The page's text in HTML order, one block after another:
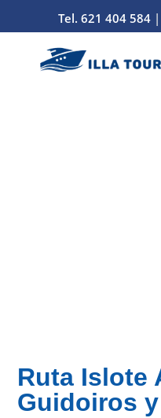
Tel. 621 404 584|
Ruta Islote
Guidoiros